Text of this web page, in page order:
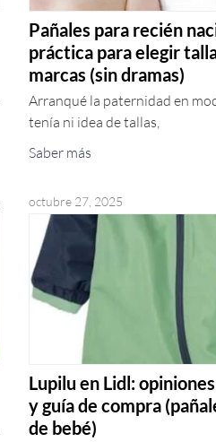
Pañales para recién
práctica para elegir
marcas (sin dramas)
Arranqué la paternidad en
tenía ni idea de tallas,
Saber más
octubre 27, 2025
Lupilu en Lidl:
y guía de compra
de bebé)